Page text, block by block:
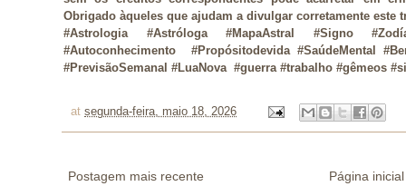
Obrigado àqueles que ajudam a divulgar corretamente este
#Astrologia #Astróloga #MapaAstral #Signo
#Autoconhecimento  #Propósitodevida #SaúdeMental
#PrevisãoSemanal #LuaNova  #guerra #trabalho #gêmeos
at segunda-feira, maio 18, 2026
Postagem mais recente Página inicial